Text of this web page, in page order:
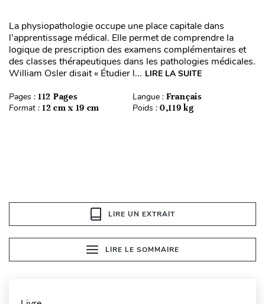
La physiopathologie occupe une place capitale dans
l’apprentissage médical. Elle permet de comprendre la
logique de prescription des examens complémentaires et
des classes thérapeutiques dans les pathologies médicales.
William Osler disait « Étudier l... LIRE LA SUITE
Pages : 112 Pages Langue : Français
Format : 12 cm x 19 cm Poids : 0,119 kg
LIRE UN EXTRAIT
LIRE LE SOMMAIRE